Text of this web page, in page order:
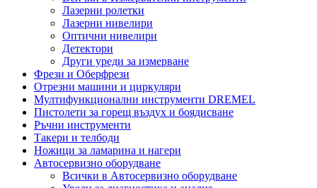
Лазерни ролетки
Лазерни нивелири
Оптични нивелири
Детектори
Други уреди за измерване
Фрези и Оберфрези
Отрезни машини и циркуляри
Мултифункционални инструменти DREMEL
Пистолети за горещ въздух и боядисване
Ръчни инструменти
Такери и телбоди
Ножици за ламарина и нагери
Автосервизно оборудване
Всички в Автосервизно оборудване